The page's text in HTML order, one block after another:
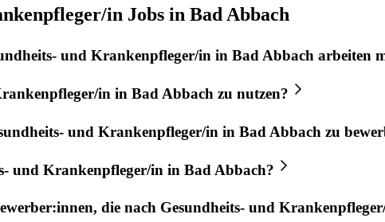
in Jobs in Bad Abbach
und Krankenpfleger/in in Bad Abbach arbeiten
in in Bad Abbach zu nutzen?
und Krankenpfleger/in in Bad Abbach zu
und Krankenpfleger/in in Bad Abbach?
die nach Gesundheits- und